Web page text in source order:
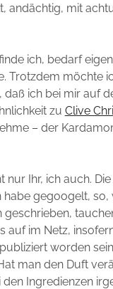
andächtig, mit
ich, bedarf
Trotzdem möchte
daß ich bei mir auf
zu Clive
– der
nur Ihr, ich auch.
habe gegoogelt, so,
geschrieben,
auf im Netz,
worden
man den Duft
Ingredienzen